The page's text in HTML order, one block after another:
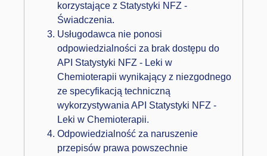
korzystające z Statystyki NFZ -
Świadczenia.
Usługodawca nie ponosi
odpowiedzialności za brak dostępu do
API Statystyki NFZ - Leki w
Chemioterapii wynikający z niezgodnego
ze specyfikacją techniczną
wykorzystywania API Statystyki NFZ -
Leki w Chemioterapii.
Odpowiedzialność za naruszenie
przepisów prawa powszechnie